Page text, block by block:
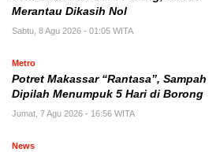
Merantau Dikasih Nol
Sabtu, 8 Agu 2026 - 01:05 WITA
Metro
Potret Makassar “Rantasa”, Sampah
Dipilah Menumpuk 5 Hari di Borong
Jumat, 7 Agu 2026 - 16:56 WITA
News